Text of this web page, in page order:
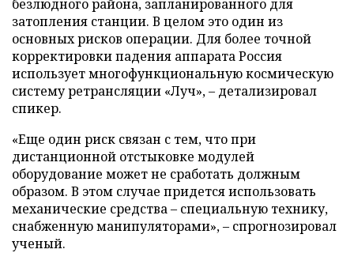
безлюдного района, запланированного для
затопления станции. В целом это один из
основных рисков операции. Для более точной
корректировки падения аппарата Россия
использует многофункциональную космическую
систему ретрансляции «Луч», – детализировал
спикер.
«Еще один риск связан с тем, что при
дистанционной отстыковке модулей
оборудование может не сработать должным
образом. В этом случае придется использовать
механические средства – специальную технику,
снабженную манипуляторами», – спрогнозировал
ученый.